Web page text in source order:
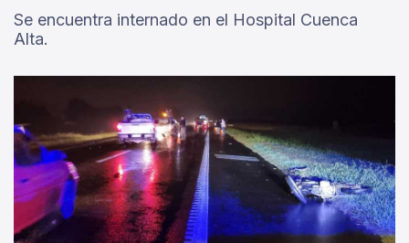
Se encuentra internado en el Hospital Cuenca
Alta.